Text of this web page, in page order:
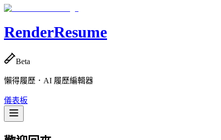
RenderResume
Beta
懶得履歷．AI 履歷編輯器
儀表板